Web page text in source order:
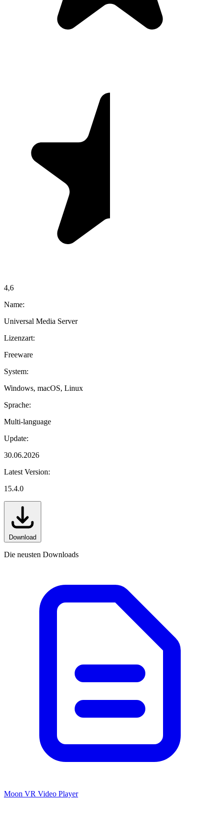
4,6
Name:
Universal Media Server
Lizenzart:
Freeware
System:
Windows, macOS, Linux
Sprache:
Multi-language
Update:
30.06.2026
Latest Version:
15.4.0
Download
Die neusten Downloads
Moon VR Video Player